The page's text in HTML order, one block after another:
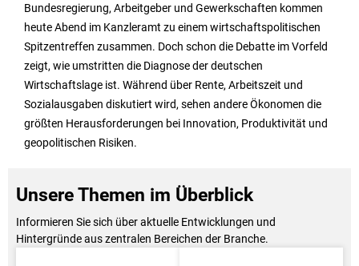
Bundesregierung, Arbeitgeber und Gewerkschaften kommen
heute Abend im Kanzleramt zu einem wirtschaftspolitischen
Spitzentreffen zusammen. Doch schon die Debatte im Vorfeld
zeigt, wie umstritten die Diagnose der deutschen
Wirtschaftslage ist. Während über Rente, Arbeitszeit und
Sozialausgaben diskutiert wird, sehen andere Ökonomen die
größten Herausforderungen bei Innovation, Produktivität und
geopolitischen Risiken.
Unsere Themen im Überblick
Informieren Sie sich über aktuelle Entwicklungen und
Hintergründe aus zentralen Bereichen der Branche.